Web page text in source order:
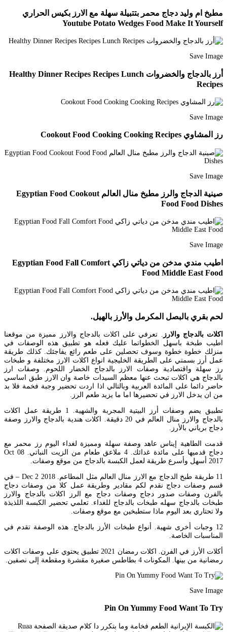
مطبخ ام وليد دجاج محمر بتتبيلة سهلة مع الارز بكيس الحراري
Youtube Potato Wedges Food Make It Yourself
Save Image
أرز بالدجاج والخضروات Healthy Dinner Recipes Recipes Lunch
Recipes
Save Image
رز المشاوي Cookout Food Cooking Cooking Recipes
Save Image
صينية الدجاج والرز مطبخ منال العالم Egyptian Food Cookout
Food Food Dishes
Save Image
اطيب مندي مدخن من دياتي زاكي Egyptian Food Fall Comfort
Food Middle East Food
لحم بقري بالبصل المكرمل والأرز بالهيل.
اكلات بالدجاج والارز
. تعرفي على اكلات بالدجاج والارز مميزة من موقعنا
اطيب طبخة باسهل الخطواتما عليك فعله هو تطبيق هذه الوصفات في
منزلك خطوة خطوة وسوف تحصلين على طعم رائع يفاجئك. كذلك طريقة
عمل أرز بسمتي على الطريقة الخليجية انواع اكلات الارز مختلفة و طبخات
رز سهلة واقتصادية وصفات الارز بالدجاج الخضار اللحوم. وصفات ارز
بالدجاج هي اكلات تبحث عنها معظم السيدات خاصة وان الارز طبق اساسي
حاضر دائما على المائدة العربية وبالتالي اذا اردت تحضير وجبة فخمة فلا بد
من ان يدخل الارز في تحضيرها اما ما يزيد طعم الرز.
تطبيق يضم وصفات أرز البيتية المجربة والشهية. 1 طريقة عمل اكلات
بالدجاج والارز منال العالم في 20 دقيقة. اكلات هندية بالدجاج والارز وصفة
دجاج برياني بالأرز.
قدمت الطاهية إيناس عاهد وصفة سهلة ومميزة لغداء اليوم رز محمر مع
دجاج قدميها على مائدة غدائك. 4 ملاعق طعام من الزيت النباتي. Oct 08
2017 أسهل وأسرع طريقة لعمل الكبسة بالدجاج من موقع وصفات.
11 طريقة طبخ الدجاج مع الارز منال العالم مثل المطاعم. Dec 2 2018 – في
قسم وصفات دجاج نقدم لكم مقادير وطريقة عمل كلا من وصفات دجاج
بالفرن وصفات صدور دجاج وصفات دجاج مع الرز اكلات بالدجاج والارز
طبخات بالدجاج سهله طبخات بالدجاج للغداء. تعلمي تحضير الكبسة اللذيذة
ولا تحتاري بعد اليوم ماذا ستطبخين مع موقع وصفات.
12 وجبات أخرى شهية. أنواع طبخات الأرز بالدجاج. هذه الوصفة تقدم في
المناسبات الخاصة.
أكلات الأرز في الفرن. اكلات رمضان 2021 تطبيق يحتوي على وصفات اكلات
رمضانية من بينها. المكونات 4 بطاطس صغيرة مقشرة ومقطعة إلى نصفين.
Save Image
Pin On Yummy Food Want To Try